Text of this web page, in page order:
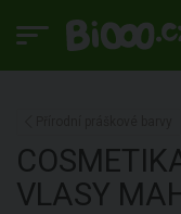
VLASY